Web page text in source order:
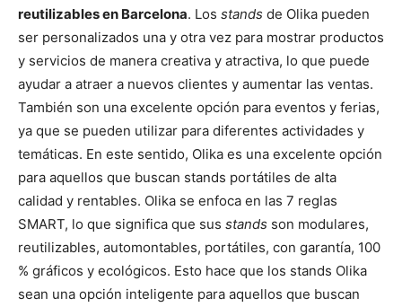
reutilizables en Barcelona. Los stands de Olika pueden
ser personalizados una y otra vez para mostrar productos
y servicios de manera creativa y atractiva, lo que puede
ayudar a atraer a nuevos clientes y aumentar las ventas.
También son una excelente opción para eventos y ferias,
ya que se pueden utilizar para diferentes actividades y
temáticas. En este sentido, Olika es una excelente opción
para aquellos que buscan stands portátiles de alta
calidad y rentables. Olika se enfoca en las 7 reglas
SMART, lo que significa que sus stands son modulares,
reutilizables, automontables, portátiles, con garantía, 100
% gráficos y ecológicos. Esto hace que los stands Olika
sean una opción inteligente para aquellos que buscan